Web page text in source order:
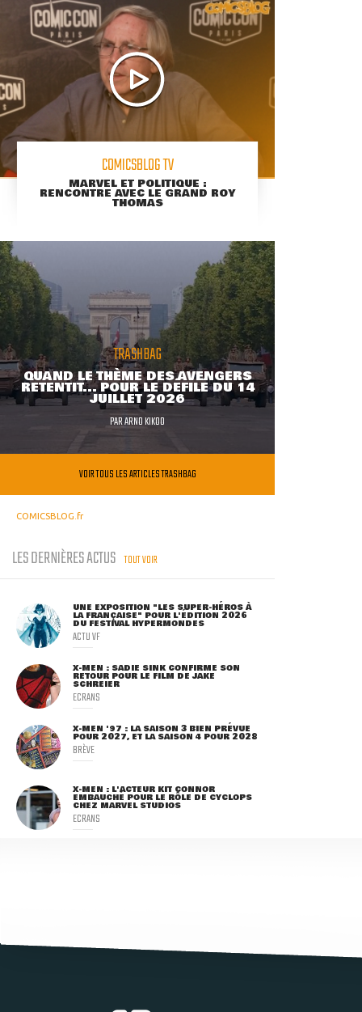
COMICSBLOG TV
MARVEL ET POLITIQUE :
RENCONTRE AVEC LE GRAND ROY
THOMAS
TRASHBAG
QUAND LE THÈME DES AVENGERS
RETENTIT... POUR LE DÉFILÉ DU 14
JUILLET 2026
PARARNO KIKOO
VOIR TOUS LES ARTICLES TRASHBAG
COMICSBLOG.fr
LES DERNIÈRES ACTUS TOUT VOIR
UNE EXPOSITION "LES SUPER-HÉROS À
LA FRANÇAISE" POUR L'ÉDITION 2026
DU FESTIVAL HYPERMONDES
ACTU VF
X-MEN : SADIE SINK CONFIRME SON
RETOUR POUR LE FILM DE JAKE
SCHREIER
ECRANS
X-MEN '97 : LA SAISON 3 BIEN PRÉVUE
POUR 2027, ET LA SAISON 4 POUR 2028
BRÈVE
X-MEN : L'ACTEUR KIT CONNOR
EMBAUCHÉ POUR LE RÔLE DE CYCLOPS
CHEZ MARVEL STUDIOS
ECRANS